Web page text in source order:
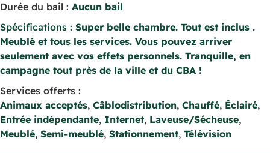
Durée du bail : Aucun bail
Spécifications : Super belle chambre. Tout est inclus .
Meublé et tous les services. Vous pouvez arriver
seulement avec vos effets personnels. Tranquille, en
campagne tout près de la ville et du CBA !
Services offerts :
Animaux acceptés, Câblodistribution, Chauffé, Éclairé,
Entrée indépendante, Internet, Laveuse/Sécheuse,
Meublé, Semi-meublé, Stationnement, Télévision